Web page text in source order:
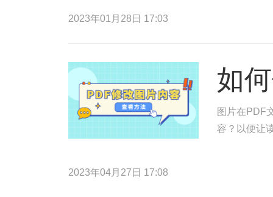
2023年01月28日 17:03
如
图片在PDF
容？以便让
2023年04月27日 17:08